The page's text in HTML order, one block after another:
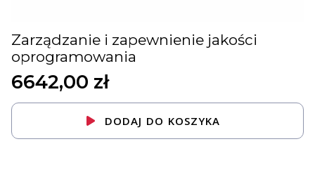
Zarządzanie i zapewnienie jakości
oprogramowania
6642,00 zł
DODAJ DO KOSZYKA